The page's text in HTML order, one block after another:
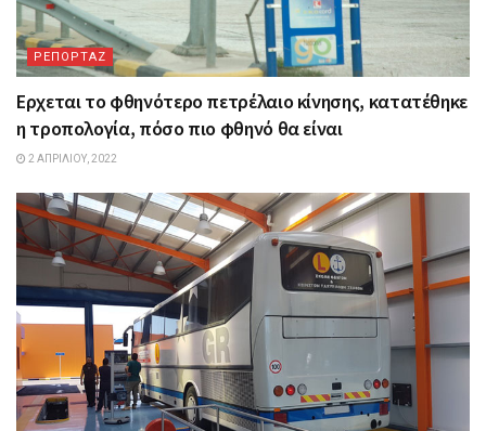
ΡΕΠΟΡΤΑΖ
Ερχεται το φθηνότερο πετρέλαιο κίνησης, κατατέθηκε
η τροπολογία, πόσο πιο φθηνό θα είναι
2 ΑΠΡΙΛΊΟΥ, 2022